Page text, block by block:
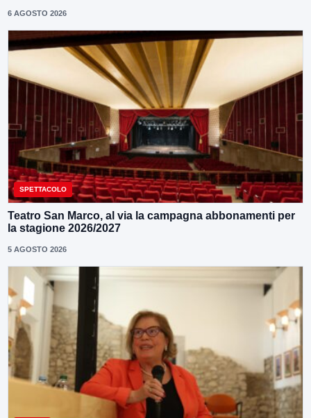
6 AGOSTO 2026
SPETTACOLO
Teatro San Marco, al via la campagna abbonamenti per
la stagione 2026/2027
5 AGOSTO 2026